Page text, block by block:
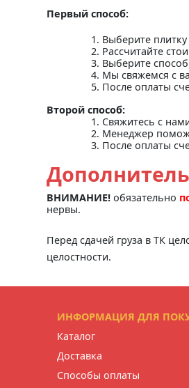
Первый способ:
Выберите плитку
Рассчитайте
Выберите
Мы свяжемся с
После оплаты
Второй способ:
Свяжитесь с
Менеджер
После оплаты
ВНИМАНИЕ! обязательно
нервы.
Перед сдачей груза в ТК
целостности.
ИНФОРМАЦИЯ ДЛЯ
Каталог
Доставка
Способы оплаты